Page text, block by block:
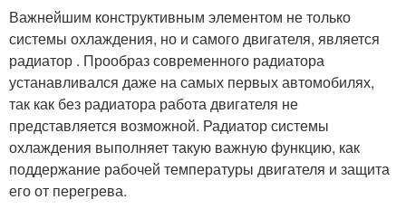
Важнейшим конструктивным элементом не только
системы охлаждения, но и самого двигателя, является
радиатор . Прообраз современного радиатора
устанавливался даже на самых первых автомобилях,
так как без радиатора работа двигателя не
представляется возможной. Радиатор системы
охлаждения выполняет такую важную функцию, как
поддержание рабочей температуры двигателя и защита
его от перегрева.